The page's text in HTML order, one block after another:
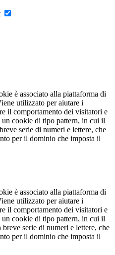
è associato alla piattaforma di
utilizzato per aiutare i
il comportamento dei visitatori e
cookie di tipo pattern, in cui il
serie di numeri e lettere, che
per il dominio che imposta il
è associato alla piattaforma di
utilizzato per aiutare i
il comportamento dei visitatori e
cookie di tipo pattern, in cui il
serie di numeri e lettere, che
per il dominio che imposta il